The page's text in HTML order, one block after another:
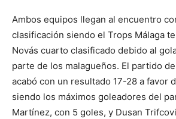
Ambos equipos llegan al encuentro
clasificación siendo el Trops Málaga
Novás cuarto clasificado debido al
parte de los malagueños. El partido
acabó con un resultado 17-28 a favor
siendo los máximos goleadores del
Martínez, con 5 goles, y Dusan